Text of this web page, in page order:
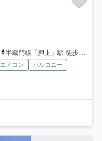
半蔵門線「押上」駅 徒歩13分
エアコン
バルコニー